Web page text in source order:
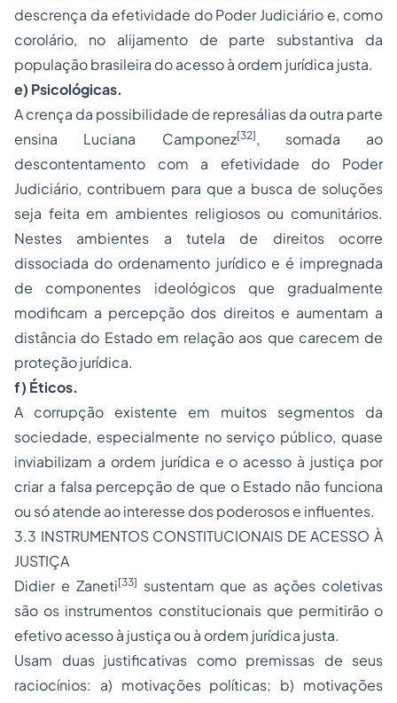
descrença da efetividade do Poder Judiciário e, como
corolário, no alijamento de parte substantiva da
população brasileira do acesso à ordem jurídica justa.
e) Psicológicas.
A crença da possibilidade de represálias da outra parte
ensina Luciana Camponez[32], somada ao
descontentamento com a efetividade do Poder
Judiciário, contribuem para que a busca de soluções
seja feita em ambientes religiosos ou comunitários.
Nestes ambientes a tutela de direitos ocorre
dissociada do ordenamento jurídico e é impregnada
de componentes ideológicos que gradualmente
modificam a percepção dos direitos e aumentam a
distância do Estado em relação aos que carecem de
proteção jurídica.
f) Éticos.
A corrupção existente em muitos segmentos da
sociedade, especialmente no serviço público, quase
inviabilizam a ordem jurídica e o acesso à justiça por
criar a falsa percepção de que o Estado não funciona
ou só atende ao interesse dos poderosos e influentes.
3.3 INSTRUMENTOS CONSTITUCIONAIS DE ACESSO À
JUSTIÇA
Didier e Zaneti[33] sustentam que as ações coletivas
são os instrumentos constitucionais que permitirão o
efetivo acesso à justiça ou à ordem jurídica justa.
Usam duas justificativas como premissas de seus
raciocínios: a) motivações políticas; b) motivações